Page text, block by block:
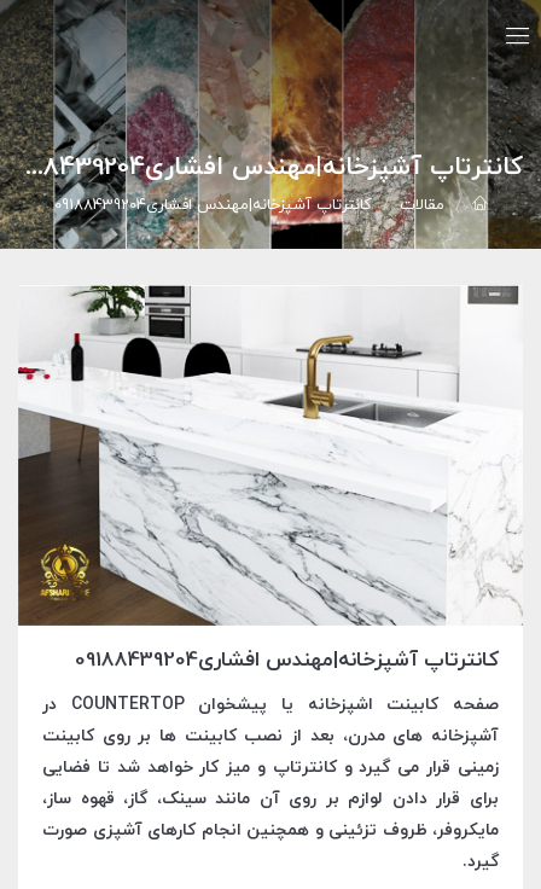
کانترتاپ آشپزخانه|مهندس افشاری09188439204
مقالات کانترتاپ آشپزخانه|مهندس افشاری09188439204
کانترتاپ آشپزخانه|مهندس افشاری09188439204
صفحه کابینت اشپزخانه یا پیشخوان COUNTERTOP در
آشپزخانه های مدرن، بعد از نصب کابینت ها بر روی کابینت
زمینی قرار می گیرد و کانترتاپ و میز کار خواهد شد تا فضایی
برای قرار دادن لوازم بر روی آن مانند سینک، گاز، قهوه ساز،
مایکروفر، ظروف تزئینی و همچنین انجام کارهای آشپزی صورت
گیرد.